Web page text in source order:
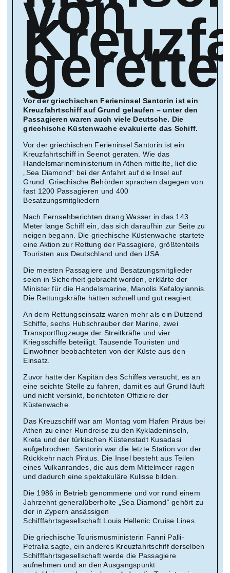
von
Vor der griechischen Ferieninsel Santorin ist ein
Kreuzfahrtschiff auf Grund gelaufen – unter den
Passagieren waren auch viele Deutsche. Die
griechische Küstenwache evakuierte das Schiff.
Vor der griechischen Ferieninsel Santorin ist ein
Kreuzfahrtschiff in Seenot geraten. Wie das
Handelsmarineministerium in Athen mitteilte, lief die
„Sea Diamond“ bei der Anfahrt auf die Insel auf
Grund. Griechische Behörden sprachen dagegen von
fast 1200 Passagieren und 400
Besatzungsmitgliedern
Nach Fernsehberichten drang Wasser in das 143
Meter lange Schiff ein, das sich daraufhin zur Seite zu
neigen begann. Die griechische Küstenwache startete
eine Aktion zur Rettung der Passagiere, größtenteils
Touristen aus Deutschland und den USA.
Die meisten Passagiere und Besatzungsmitglieder
seien in Sicherheit gebracht worden, erklärte der
Minister für die Handelsmarine, Manolis Kefaloyiannis.
Die Rettungskräfte hätten schnell und gut reagiert.
An dem Rettungseinsatz waren mehr als ein Dutzend
Schiffe, sechs Hubschrauber der Marine, zwei
Transportflugzeuge der Streitkräfte und vier
Kriegsschiffe beteiligt. Tausende Touristen und
Einwohner beobachteten von der Küste aus den
Einsatz.
Zuvor hatte der Kapitän des Schiffes versucht, es an
eine seichte Stelle zu fahren, damit es auf Grund läuft
und nicht versinkt, berichteten Offiziere der
Küstenwache.
Das Kreuzschiff war am Montag vom Hafen Piräus bei
Athen zu einer Rundreise zu den Kykladeninseln,
Kreta und der türkischen Küstenstadt Kusadasi
aufgebrochen. Santorin war die letzte Station vor der
Rückkehr nach Piräus. Die Insel besteht aus Teilen
eines Vulkanrandes, die aus dem Mittelmeer ragen
und dadurch eine spektakuläre Kulisse bilden.
Die 1986 in Betrieb genommene und vor rund einem
Jahrzehnt generalüberholte „Sea Diamond“ gehört zu
der in Zypern ansässigen
Schifffahrtsgesellschaft Louis Hellenic Cruise Lines.
Die griechische Tourismusministerin Fanni Palli-
Petralia sagte, ein anderes Kreuzfahrtschiff derselben
Schifffahrtsgesellschaft werde die Passagiere
aufnehmen und an den Ausgangspunkt